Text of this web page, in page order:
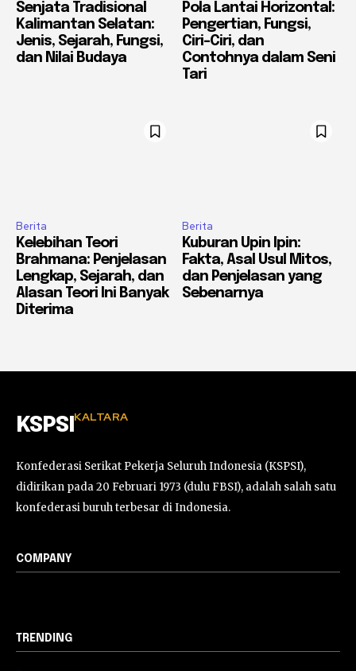
Senjata Tradisional
Kalimantan Selatan:
Jenis, Sejarah, Fungsi,
dan Nilai Budaya
Pola Lantai Horizontal:
Pengertian, Fungsi,
Ciri-Ciri, dan
Contohnya dalam Seni
Tari
Berita
Kelebihan Teori
Brahmana: Penjelasan
Lengkap, Sejarah, dan
Alasan Teori Ini Banyak
Diterima
Berita
Kuburan Upin Ipin:
Fakta, Asal Usul Mitos,
dan Penjelasan yang
Sebenarnya
KSPSI KALTARA
Konfederasi Serikat Pekerja Seluruh Indonesia (KSPSI),
didirikan pada 20 Februari 1973 (dulu FBSI), adalah salah satu
konfederasi buruh terbesar di Indonesia.
COMPANY
TRENDING